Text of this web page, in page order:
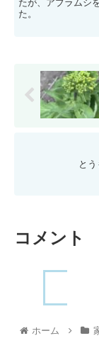
たが、アブラムシ
た。
と
コメント
ホーム